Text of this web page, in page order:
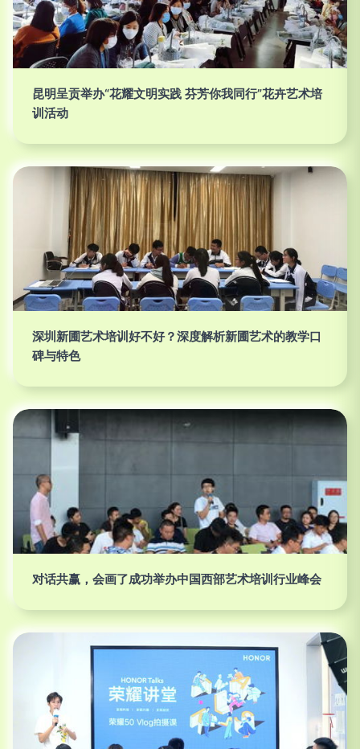
昆明呈贡举办“花耀文明实践 芬芳你我同行”花卉艺术培
训活动
深圳新圃艺术培训好不好？深度解析新圃艺术的教学口
碑与特色
对话共赢，会画了成功举办中国西部艺术培训行业峰会